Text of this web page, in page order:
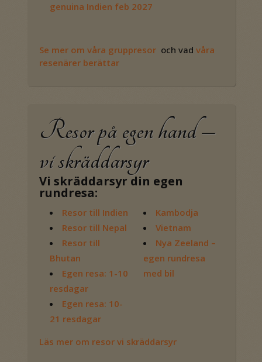
genuina Indien feb 2027
Se mer om våra gruppresor och vad våra
resenärer berättar
Resor på egen hand –
vi skräddarsyr
Vi skräddarsyr din egen
rundresa:
Resor till Indien
Resor till Nepal
Resor till
Bhutan
Egen resa: 1-10
resdagar
Egen resa: 10-
21 resdagar
Kambodja
Vietnam
Nya Zeeland –
egen rundresa
med bil
Läs mer om resor vi skräddarsyr